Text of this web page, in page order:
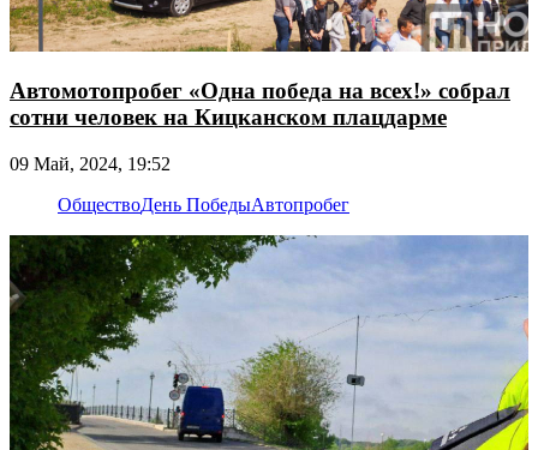
Автомотопробег «Одна победа на всех!» собрал
сотни человек на Кицканском плацдарме
09 Май, 2024, 19:52
ОбществоДень ПобедыАвтопробег